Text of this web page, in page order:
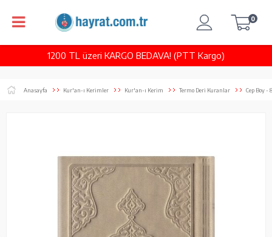
1200 TL üzeri KARGO BEDAVA! (PTT Kargo)
0
Anasayfa Kur'an-ı Kerimler Kur'an-ı Kerim Termo Deri Kuranlar Cep Boy -